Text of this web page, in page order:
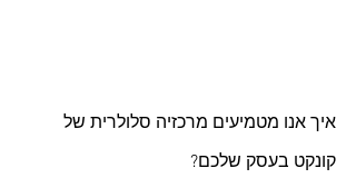
איך אנו מטמיעים מרכזיה סלולרית של
קונקט בעסק שלכם?